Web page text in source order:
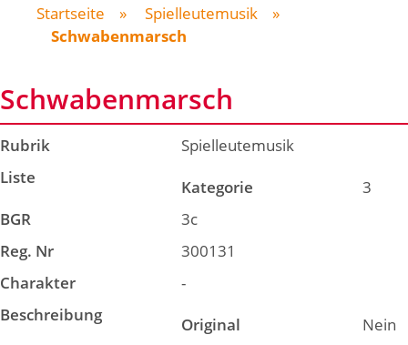
Startseite » Spielleutemusik »
Schwabenmarsch
Schwabenmarsch
Rubrik
Spielleutemusik
Liste
Kategorie
3
BGR
3c
Reg. Nr
300131
Charakter
-
Beschreibung
Original
Nein